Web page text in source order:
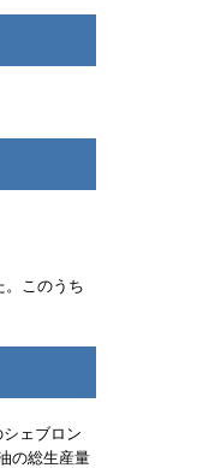
。このうち
ェブロン
の総生産量